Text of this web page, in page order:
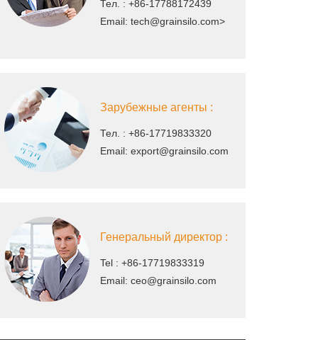
Тел. : +86-17788172439
Email: tech@grainsilo.com>
Зарубежные агенты :
Тел. : +86-17719833320
Email: export@grainsilo.com
Генеральный директор :
Tel : +86-17719833319
Email: ceo@grainsilo.com